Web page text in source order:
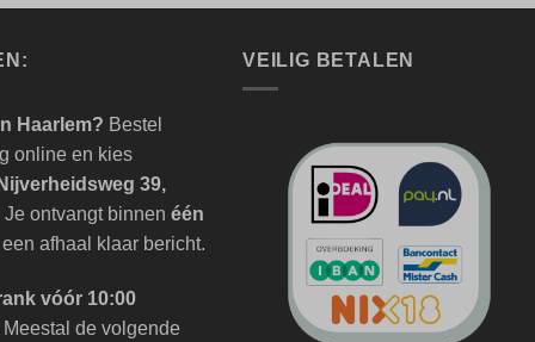
Haarlem? Bestel
online en kies
39,
Je ontvangt binnen één
een afhaal klaar bericht.
vóór 10:00
Meestal de volgende
VEILIG BETALEN